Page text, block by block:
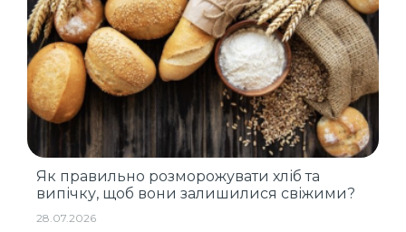
Як правильно розморожувати хліб та
випічку, щоб вони залишилися свіжими?
28.07.2026